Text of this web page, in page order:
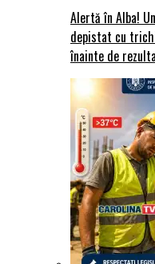
Alertă în Alba!
depistat cu
înainte de